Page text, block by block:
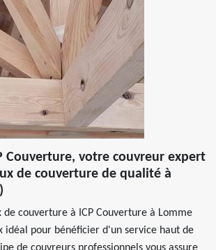
Couverture, votre couvreur expert
de couverture de qualité à
de couverture à ICP Couverture à Lomme
idéal pour bénéficier d'un service haut de